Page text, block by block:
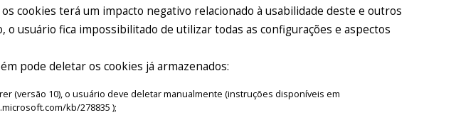
cookies terá um impacto negativo relacionado à usabilidade deste e outros
o usuário fica impossibilitado de utilizar todas as configurações e aspectos
pode deletar os cookies já armazenados:
(versão 10), o usuário deve deletar manualmente (instruções disponíveis em
kb/278835 );